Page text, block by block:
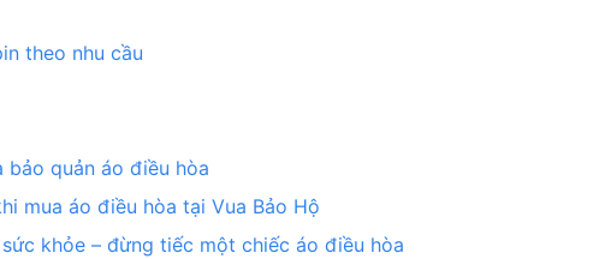
theo nhu cầu
bảo quản áo điều hòa
mua áo điều hòa tại Vua Bảo Hộ
khỏe – đừng tiếc một chiếc áo điều hòa